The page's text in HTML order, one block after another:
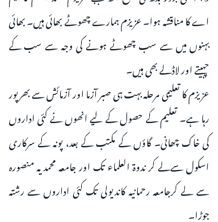
اے کا مناقشہ ہوا۔ عزیزم ہمارے چھوٹے بھائی ہیں۔ بھائی
بہنوں میں سے سب چھوٹے ہونے کی وجہ سے سب کے
چہیتے اور لاڈلے بھی ہیں۔
عزیزم کا تعلیمی مرحلہ بہت ہی صبر آزما اور آزمائش سے بھرپور
رہا ہے۔ تعلیم کے حصول کے لیے انھوں نے کئی اداروں
کی خاک چھانی۔ گاؤں کے مکتب کے بعد، پونہ کے سرکاری
اسکول سےلے کر ندوۃ العلماء تک اور جامعہ محمدیہ منصورہ
سے لے کرجامعہ رحمانیہ کاندیولی تک کئی اداروں سے رشتہ
جوڑا۔